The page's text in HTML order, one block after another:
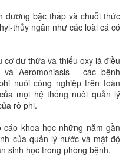
dưỡng bậc thấp và chuỗi thức
thủy ngân như các loài cá có
cơ dư thừa và thiếu oxy là điều
và Aeromoniasis - các bệnh
nuôi công nghiệp trên toàn
mọi hệ thống nuôi quản lý
rô phi.
khoa học những năm gần
của quản lý nước và mật độ
sinh học trong phòng bệnh.